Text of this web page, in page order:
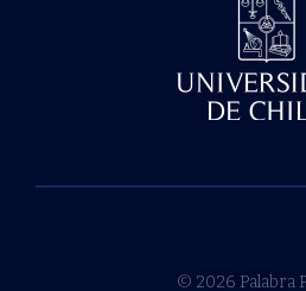
© 2026 Palabra